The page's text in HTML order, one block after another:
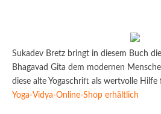
Sukadev Bretz bringt in diesem Buch
Bhagavad Gita dem modernen
diese alte Yogaschrift als wertvolle Hilfe
Yoga-Vidya-Online-Shop erhältlich